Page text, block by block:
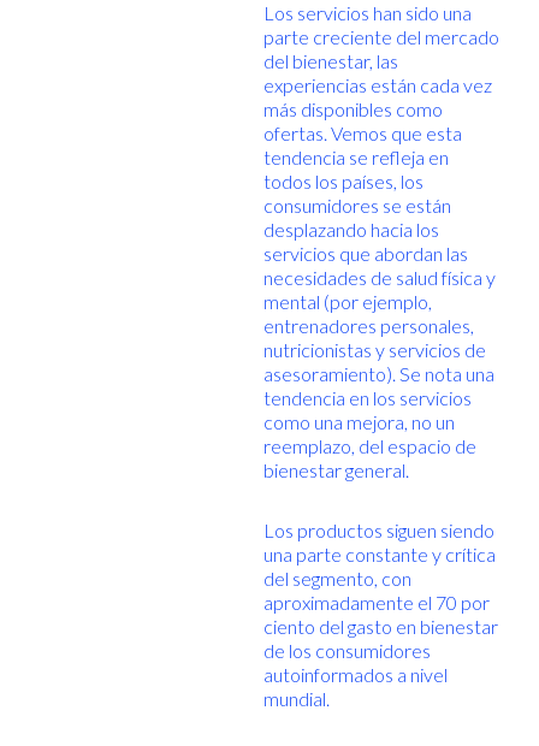
Los servicios han sido una
parte creciente del mercado
del bienestar, las
experiencias están cada vez
más disponibles como
ofertas. Vemos que esta
tendencia se refleja en
todos los países, los
consumidores se están
desplazando hacia los
servicios que abordan las
necesidades de salud física y
mental (por ejemplo,
entrenadores personales,
nutricionistas y servicios de
asesoramiento). Se nota una
tendencia en los servicios
como una mejora, no un
reemplazo, del espacio de
bienestar general.
Los productos siguen siendo
una parte constante y crítica
del segmento, con
aproximadamente el 70 por
ciento del gasto en bienestar
de los consumidores
autoinformados a nivel
mundial.